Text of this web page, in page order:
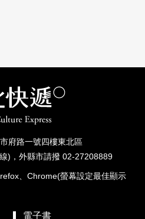
府路一號四樓東北區
)，外縣市請撥 02-27208889
、Chrome(螢幕設定最佳顯示
電子書